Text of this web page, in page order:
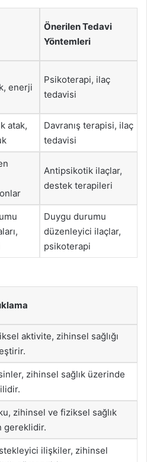
Önerilen Tedavi
Yöntemleri
enerji
Psikoterapi, ilaç
tedavisi
atak,
Davranış terapisi, ilaç
tedavisi
Antipsikotik ilaçlar,
destek terapileri
Duygu durumu
düzenleyici ilaçlar,
psikoterapi
aktivite, zihinsel sağlığı
zihinsel sağlık üzerinde
zihinsel ve fiziksel sağlık
gereklidir.
ilişkiler, zihinsel